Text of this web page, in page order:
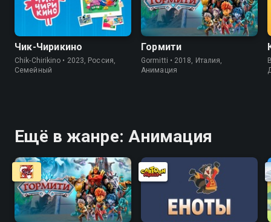
Чик-Чирикино
Chik-Chirikino • 2023, Россия,
Cемейный
Гормити
Gormitti • 2018, Италия,
Анимация
Ещё в жанре: Анимация